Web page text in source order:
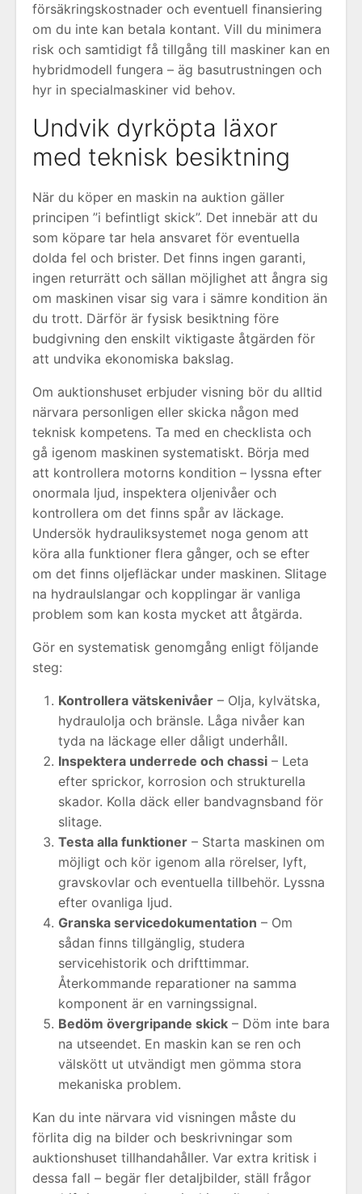
försäkringskostnader och eventuell finansiering
om du inte kan betala kontant. Vill du minimera
risk och samtidigt få tillgång till maskiner kan en
hybridmodell fungera – äg basutrustningen och
hyr in specialmaskiner vid behov.
Undvik dyrköpta läxor
med teknisk besiktning
När du köper en maskin na auktion gäller
principen ”i befintligt skick”. Det innebär att du
som köpare tar hela ansvaret för eventuella
dolda fel och brister. Det finns ingen garanti,
ingen returrätt och sällan möjlighet att ångra sig
om maskinen visar sig vara i sämre kondition än
du trott. Därför är fysisk besiktning före
budgivning den enskilt viktigaste åtgärden för
att undvika ekonomiska bakslag.
Om auktionshuset erbjuder visning bör du alltid
närvara personligen eller skicka någon med
teknisk kompetens. Ta med en checklista och
gå igenom maskinen systematiskt. Börja med
att kontrollera motorns kondition – lyssna efter
onormala ljud, inspektera oljenivåer och
kontrollera om det finns spår av läckage.
Undersök hydrauliksystemet noga genom att
köra alla funktioner flera gånger, och se efter
om det finns oljefläckar under maskinen. Slitage
na hydraulslangar och kopplingar är vanliga
problem som kan kosta mycket att åtgärda.
Gör en systematisk genomgång enligt följande
steg:
Kontrollera vätskenivåer – Olja, kylvätska,
hydraulolja och bränsle. Låga nivåer kan
tyda na läckage eller dåligt underhåll.
Inspektera underrede och chassi – Leta
efter sprickor, korrosion och strukturella
skador. Kolla däck eller bandvagnsband för
slitage.
Testa alla funktioner – Starta maskinen om
möjligt och kör igenom alla rörelser, lyft,
gravskovlar och eventuella tillbehör. Lyssna
efter ovanliga ljud.
Granska servicedokumentation – Om
sådan finns tillgänglig, studera
servicehistorik och drifttimmar.
Återkommande reparationer na samma
komponent är en varningssignal.
Bedöm övergripande skick – Döm inte bara
na utseendet. En maskin kan se ren och
välskött ut utvändigt men gömma stora
mekaniska problem.
Kan du inte närvara vid visningen måste du
förlita dig na bilder och beskrivningar som
auktionshuset tillhandahåller. Var extra kritisk i
dessa fall – begär fler detaljbilder, ställ frågor